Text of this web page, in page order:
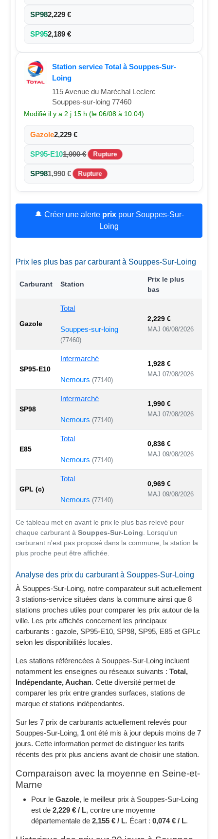
SP982,229 €
SP952,189 €
Station service Total à Souppes-Sur-
Loing
115 Avenue du Maréchal Leclerc
Souppes-sur-loing 77460
Modifié il y a 2 j 15 h (le 06/08 à 10:04)
Gazole2,229 €
SP95-E101,990 € Rupture
SP981,990 € Rupture
🔔 Créer une alerte prixpour Souppes-Sur-
Loing
Prix les plus bas par carburant à Souppes-Sur-Loing
Carburant Station
Prix le plus
bas
Gazole
Total
Souppes-sur-loing
(77460)
2,229 €
MAJ 06/08/2026
SP95-E10
Intermarché
Nemours(77140)
1,928 €
MAJ 07/08/2026
SP98
Intermarché
Nemours (77140)
1,990 €
MAJ 07/08/2026
E85
Total
Nemours(77140)
0,836 €
MAJ 09/08/2026
GPL (c)
Total
Nemours (77140)
0,969 €
MAJ 09/08/2026
Ce tableau met en avant le prix le plus bas relevé pour
chaque carburant àSouppes-Sur-Loing . Lorsqu'un
carburant n'est pas proposé dans la commune, la station la
plus proche peut être affichée.
Analyse des prix du carburant à Souppes-Sur-Loing
À Souppes-Sur-Loing, notre comparateur suit actuellement
3 stations-service situées dans la commune ainsi que 8
stations proches utiles pour comparer les prix autour de la
ville. Les prix affichés concernent les principaux
carburants : gazole, SP95-E10, SP98, SP95, E85 et GPLc
selon les disponibilités locales.
Les stations référencées à Souppes-Sur-Loing incluent
notamment les enseignes ou réseaux suivants :Total,
Indépendante, Auchan. Cette diversité permet de
comparer les prix entre grandes surfaces, stations de
marque et stations indépendantes.
Sur les 7 prix de carburants actuellement relevés pour
Souppes-Sur-Loing, 1 ont été mis à jour depuis moins de 7
jours. Cette information permet de distinguer les tarifs
récents des prix plus anciens avant de choisir une station.
Comparaison avec la moyenne en Seine-et-
Marne
Pour leGazole, le meilleur prix à Souppes-Sur-Loing
est de2,229 € / L, contre une moyenne
départementale de2,155 € / L. Écart :0,074 € / L.